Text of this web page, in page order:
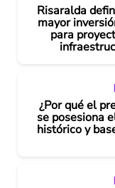
Risaralda
mayor
para
¿Por qué el
se posesiona
histórico y